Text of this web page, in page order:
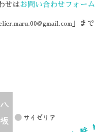
せはお問い合わせフォーム
」まで